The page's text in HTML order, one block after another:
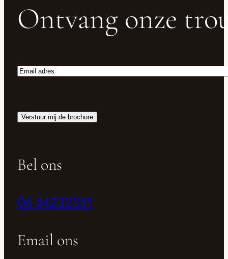
Ontvang onze
Email
Verstuur mij de brochure
Bel ons
06-54232351
Email ons